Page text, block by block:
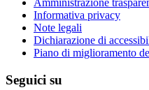
Amministrazione
Informativa privacy
Note legali
Dichiarazione di
Piano di miglioramento
Seguici su